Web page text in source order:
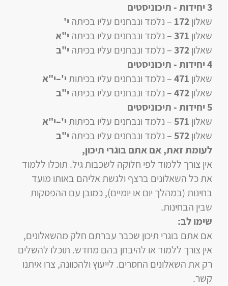
3 יחידות - תיכוניסטים
שאלון172– נלמד ונבחנים עליו בכיתה י'
שאלון 371– נלמד ונבחנים עליו בכיתה י"א
שאלון372– נלמד ונבחנים עליו בכיתה י"ב
4 יחידות
- תיכוניסטים
שאלון 471
–נלמד ונבחנים עליו בכיתותי'–י"א
שאלון472
–נלמד ונבחנים עליו בכיתה י"ב
5 יחידות
- תיכוניסטים
שאלון 571
–נלמד ונבחנים עליו בכיתותי'–י"א
שאלון572
–נלמד ונבחנים עליו בכיתה י"ב
לעומת זאת, אם אתם בוגרי תיכון,
אין צורך ללמוד לפי חלוקה לשכבות גיל. תוכלו ללמוד
את כל השאלונים ברצף ולגשת אליהם באותו מועד
בחינות (במהלך יום או יומיים), כמובן עם ההפסקות
שבין הבחינות.
שימו לב:
אם אתם בוגרי תיכון שכבר עברתם חלק מהשאלונים,
אין צורך ללמוד או להיבחן בהם מחדש. תוכלו להשלים
רק את השאלונים החסרים. לייעוץ ולהכוונה, צרו איתנו
קשר.